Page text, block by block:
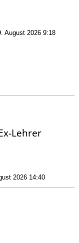
August 2026 9:18
Lehrer
2026 14:40